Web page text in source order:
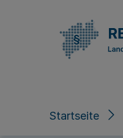
Startseite